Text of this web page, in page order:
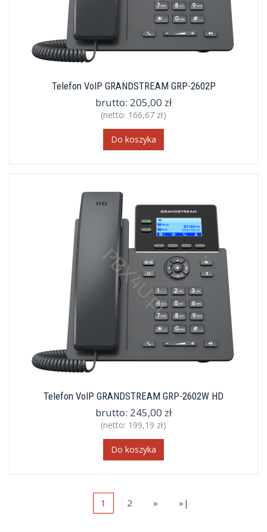
Telefon VoIP GRANDSTREAM GRP-2602P
brutto: 205,00 zł
(netto: 166,67 zł)
Do koszyka
Telefon VoIP GRANDSTREAM GRP-2602W HD
brutto: 245,00 zł
(netto: 199,19 zł)
Do koszyka
1 2 » »|